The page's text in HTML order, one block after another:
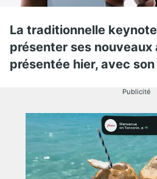
La traditionnelle
présenter ses nouveaux
présentée hier, avec son
Publicité